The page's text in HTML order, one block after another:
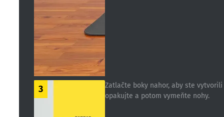
3
Zatlačte boky nahor, aby ste
opakujte a potom vymeňte nohy.